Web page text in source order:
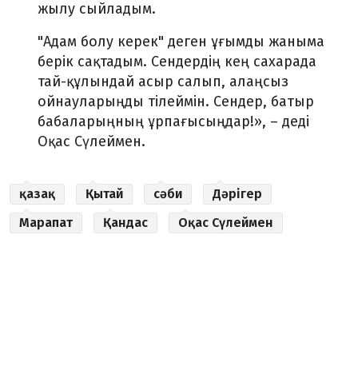
жылу сыйладым.
"Адам болу керек" деген ұғымды жаныма
берік сақтадым. Сендердің кең сахарада
тай-құлындай асыр салып, алаңсыз
ойнауларыңды тілеймін. Сендер, батыр
бабаларыңның ұрпағысыңдар!», – деді
Оқас Сүлеймен.
қазақ Қытай сәби
Дәрігер
Марапат
Қандас Оқас Сүлеймен